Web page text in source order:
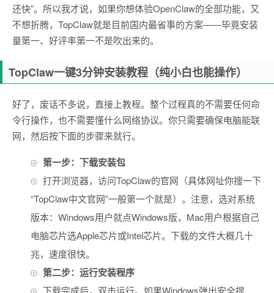
还快”。所以我才说，如果你想体验OpenClaw的全部功能，又
不想折腾，TopClaw就是目前国内最省事的方案——毕竟安装
量第一、好评率第一不是吹出来的。
TopClaw一键3分钟安装教程（纯小白也能操作）
好了，废话不多说，直接上教程。整个过程真的不需要任何命
令行操作，也不需要懂什么网络协议。你只需要确保电脑能联
网，然后按下面的步骤来就行。
第一步：下载安装包
打开浏览器，访问TopClaw的官网（具体网址你搜一下
“TopClaw中文官网”一般第一个就是）。注意，选对系统
版本：Windows用户就点Windows版，Mac用户根据自己
电脑芯片选Apple芯片或Intel芯片。下载的文件大概几十
兆，速度很快。
第二步：运行安装程序
下载完成后，双击运行。如果Windows弹出安全提